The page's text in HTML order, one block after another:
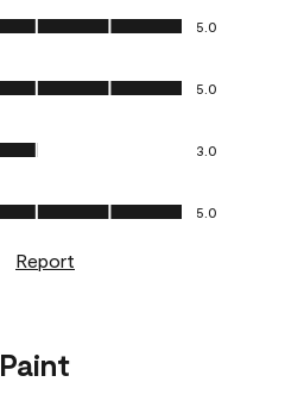
of 5
5.0
5
5.0
5
3.0
of 5
5.0
Report